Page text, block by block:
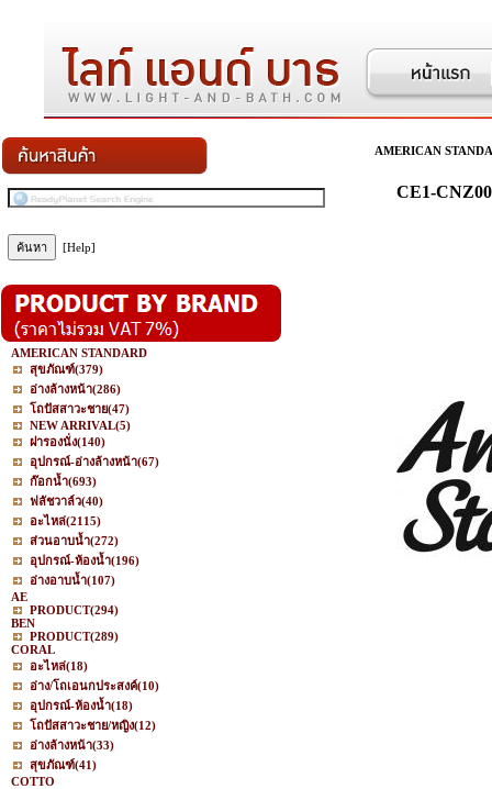
[Help]
AMERICAN STANDARD
สุขภัณฑ์(379)
อ่างล้างหน้า(286)
โถปัสสาวะชาย(47)
NEW ARRIVAL(5)
ฝารองนั่ง(140)
อุปกรณ์-อ่างล้างหน้า(67)
ก๊อกน้ำ(693)
ฟลัชวาล์ว(40)
อะไหล่(2115)
ส่วนอาบน้ำ(272)
อุปกรณ์-ห้องน้ำ(196)
อ่างอาบน้ำ(107)
AE
PRODUCT(294)
BEN
PRODUCT(289)
CORAL
อะไหล่(18)
อ่าง/โถเอนกประสงค์(10)
อุปกรณ์-ห้องน้ำ(18)
โถปัสสาวะชาย/หญิง(12)
อ่างล้างหน้า(33)
สุขภัณฑ์(41)
COTTO
AMERICAN
CE1-